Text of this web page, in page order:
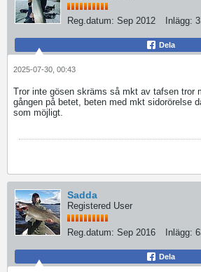
Reg.datum: Sep 2012 Inlägg:
Dela
2025-07-30, 00:43
Tror inte gösen skräms så mkt av tafsen tror
gången på betet, beten med mkt sidorörelse
som möjligt.
Sadda
Registered User
Reg.datum: Sep 2016 Inlägg:
Dela